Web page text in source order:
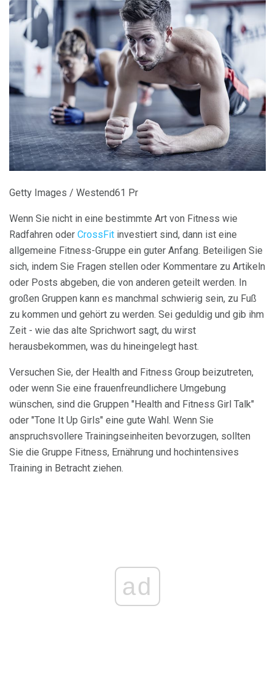
Getty Images / Westend61 Pr
Wenn Sie nicht in eine bestimmte Art von Fitness wie
Radfahren oder CrossFit investiert sind, dann ist eine
allgemeine Fitness-Gruppe ein guter Anfang. Beteiligen Sie
sich, indem Sie Fragen stellen oder Kommentare zu Artikeln
oder Posts abgeben, die von anderen geteilt werden. In
großen Gruppen kann es manchmal schwierig sein, zu Fuß
zu kommen und gehört zu werden. Sei geduldig und gib ihm
Zeit - wie das alte Sprichwort sagt, du wirst
herausbekommen, was du hineingelegt hast.
Versuchen Sie, der Health and Fitness Group beizutreten,
oder wenn Sie eine frauenfreundlichere Umgebung
wünschen, sind die Gruppen "Health and Fitness Girl Talk"
oder "Tone It Up Girls" eine gute Wahl. Wenn Sie
anspruchsvollere Trainingseinheiten bevorzugen, sollten
Sie die Gruppe Fitness, Ernährung und hochintensives
Training in Betracht ziehen.
ad